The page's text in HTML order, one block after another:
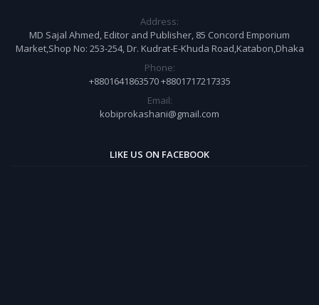
Address:
MD Sajal Ahmed, Editor and Publisher, 85 Concord Emporium
Market,Shop No: 253-254, Dr. Kudrat-E-Khuda Road,Katabon,Dhaka
Phone:
+8801641863570 +8801717217335
Email:
kobiprokashani@gmail.com
LIKE US ON FACEBOOK